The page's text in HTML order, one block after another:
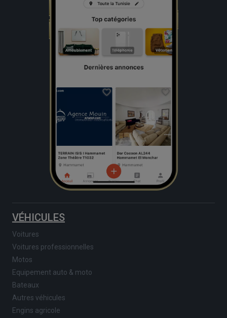
VÉHICULES
Voitures
Voitures professionnelles
Motos
Equipement auto & moto
Bateaux
Autres véhicules
Engins agricole